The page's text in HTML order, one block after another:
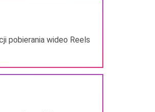
pobierania wideo Reels